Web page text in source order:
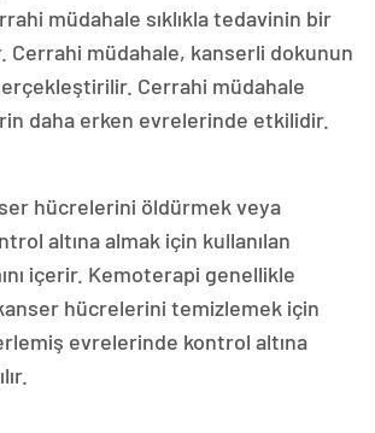
müdahale sıklıkla tedavinin bir
Cerrahi müdahale, kanserli dokunun
Cerrahi müdahale
daha erken evrelerinde etkilidir.
hücrelerini öldürmek veya
altına almak için kullanılan
içerir. Kemoterapi genellikle
hücrelerini temizlemek için
evrelerinde kontrol altına